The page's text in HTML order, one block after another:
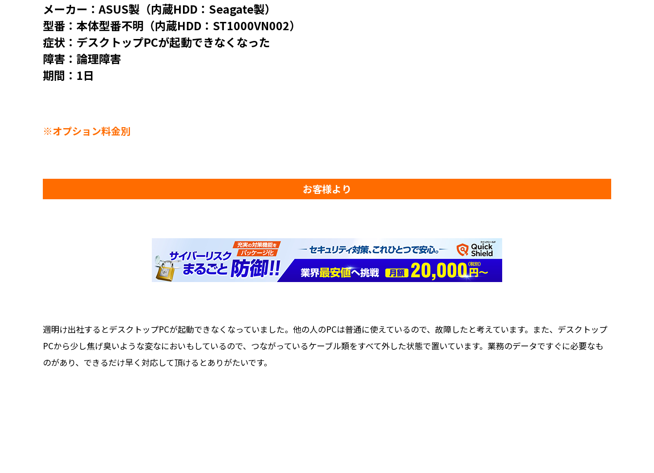
メーカー：ASUS製（内蔵HDD：Seagate製）
型番：本体型番不明（内蔵HDD：ST1000VN002）
症状：デスクトップPCが起動できなくなった
障害：論理障害
期間：1日
※オプション料金別
お客様より
週明け出社するとデスクトップPCが起動できなくなっていました。他の人のPCは普通に使えているので、故障したと考えています。また、デスクトップ
PCから少し焦げ臭いような変なにおいもしているので、つながっているケーブル類をすべて外した状態で置いています。業務のデータですぐに必要なも
のがあり、できるだけ早く対応して頂けるとありがたいです。